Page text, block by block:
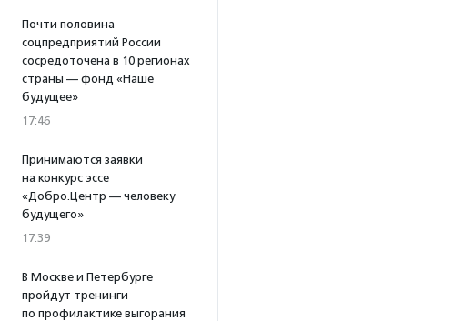
Почти половина
соцпредприятий России
сосредоточена в 10 регионах
страны — фонд «Наше
будущее»
17:46
Принимаются заявки
на конкурс эссе
«Добро.Центр — человеку
будущего»
17:39
В Москве и Петербурге
пройдут тренинги
по профилактике выгорания